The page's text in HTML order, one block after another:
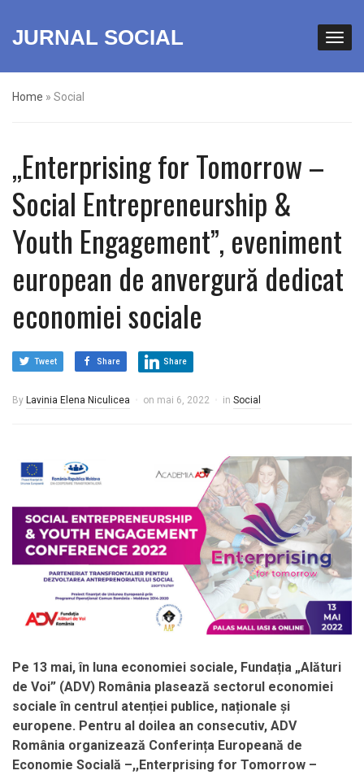
JURNAL SOCIAL
Home » Social
,,Enterprising for Tomorrow –
Social Entrepreneurship &
Youth Engagement”, eveniment
european de anvergură dedicat
economiei sociale
Tweet Share Share
By Lavinia Elena Niculicea on mai 6, 2022 in Social
Pe 13 mai, în luna economiei sociale, Fundația „Alături
de Voi” (ADV) România plasează sectorul economiei
sociale în centrul atenției publice, naționale și
europene. Pentru al doilea an consecutiv, ADV
România organizează Conferința Europeană de
Economie Socială –,,Enterprising for Tomorrow –